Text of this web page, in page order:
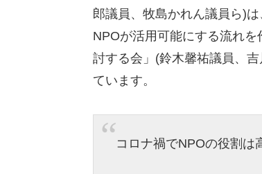
郎議員、牧島かれん議員ら)
NPOが活用可能にする流れ
討する会」(鈴木馨祐議員、
ています。
コロナ禍でNPOの役割は